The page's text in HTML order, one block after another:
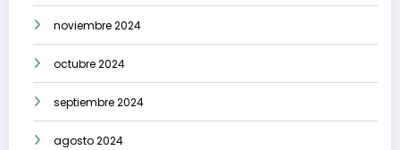
noviembre 2024
octubre 2024
septiembre 2024
agosto 2024